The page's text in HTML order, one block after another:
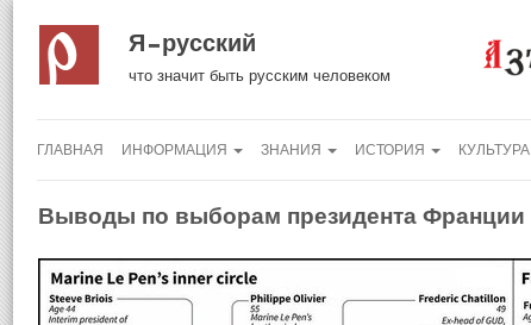
Я русский
что значит быть русским человеком
ГЛАВНАЯ ИНФОРМАЦИЯ ЗНАНИЯ ИСТОРИЯ КУЛЬТУРА
Выводы по выборам президента Франции